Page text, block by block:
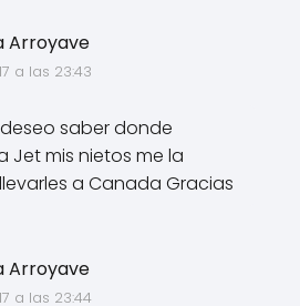
Arroyave
a las 23:43
saber donde
Jet mis nietos me la
a Canada Gracias
Arroyave
a las 23:44